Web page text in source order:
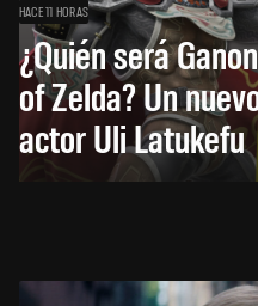
HACE 11 HORAS
¿Quién será
of Zelda? Un
actor Uli Latukefu